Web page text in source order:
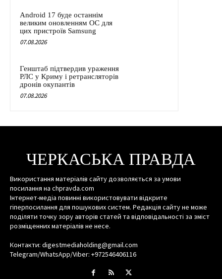
Android 17 буде останнім
великим оновленням ОС для
цих пристроїв Samsung
07.08.2026
Генштаб підтвердив ураження
РЛС у Криму і ретрансляторів
дронів окупантів
07.08.2026
ЧЕРКАСЬКА ПРАВДА
Використання матеріалів сайту дозволяється за умови
посилання на chpravda.com
Інтернет-медіа повинні використовувати відкрите
гіперпосилання для пошукових систем. Редакція сайту не може
поділяти точку зору авторів статей та відповідальності за зміст
розміщенних матеріалів не несе.
Контакти: digestmediaholding@gmail.com
Telegram/WhatsApp/Viber: +972546406116